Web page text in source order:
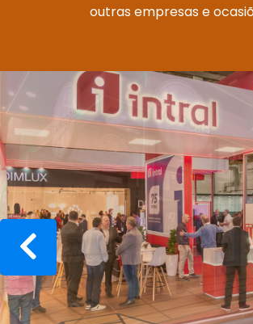
outras empresas e